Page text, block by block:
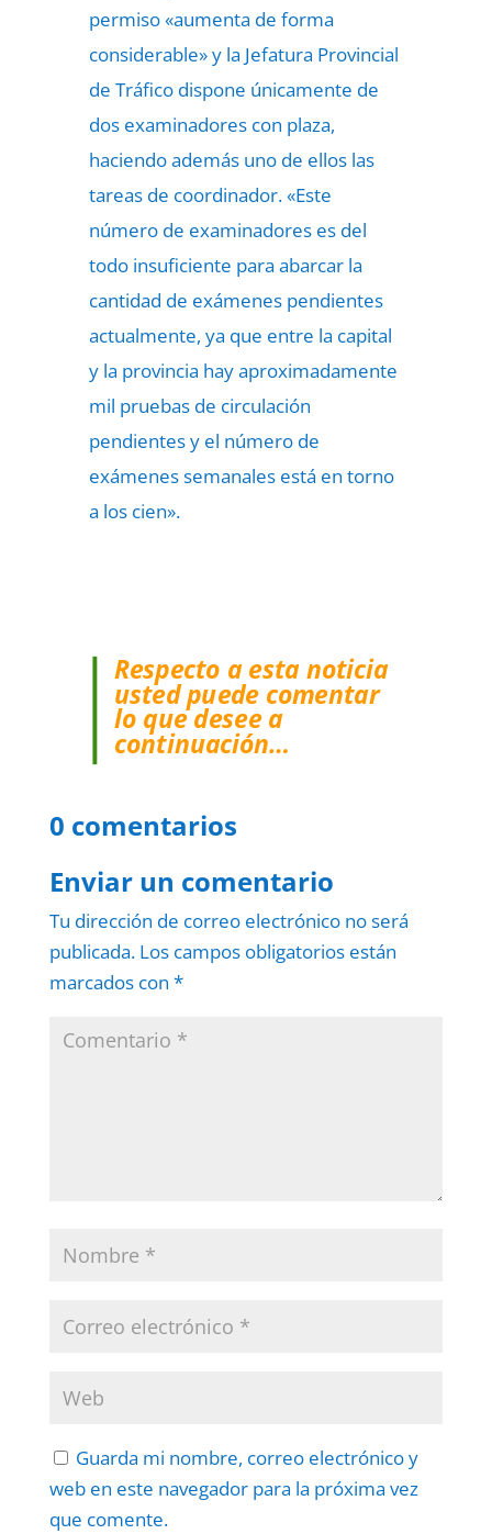
permiso «aumenta de forma
considerable» y la Jefatura Provincial
de Tráfico dispone únicamente de
dos examinadores con plaza,
haciendo además uno de ellos las
tareas de coordinador. «Este
número de examinadores es del
todo insuficiente para abarcar la
cantidad de exámenes pendientes
actualmente, ya que entre la capital
y la provincia hay aproximadamente
mil pruebas de circulación
pendientes y el número de
exámenes semanales está en torno
a los cien».
Respecto a esta noticia
usted puede comentar
lo que desee a
continuación…
0 comentarios
Enviar un comentario
Tu dirección de correo electrónico no será
publicada. Los campos obligatorios están
marcados con *
Guarda mi nombre, correo electrónico y
web en este navegador para la próxima vez
que comente.